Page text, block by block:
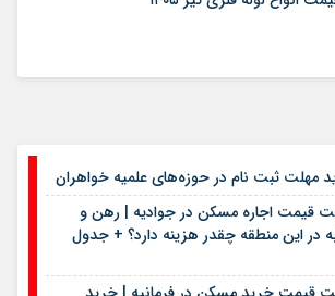
مهلت ثبت نام در حوزه‌های علمیه خواهران
قیمت اجاره مسکن در جوادیه | رهن و
آپارتمان ۲ خوابه در این منطقه چقدر هزینه دارد؟ + جدول